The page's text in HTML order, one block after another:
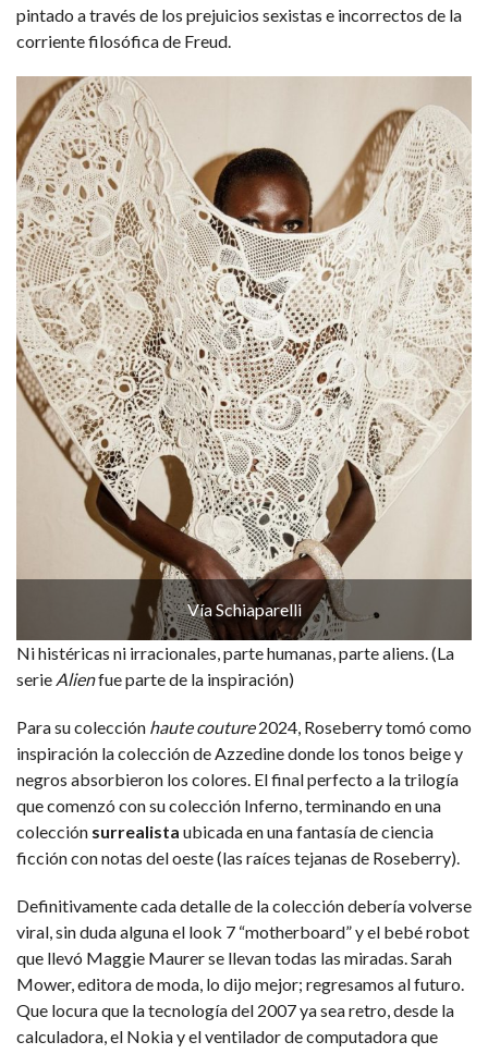
pintado a través de los prejuicios sexistas e incorrectos de la
corriente filosófica de Freud.
Vía Schiaparelli
Ni histéricas ni irracionales, parte humanas, parte aliens. (La
serie Alienfue parte de la inspiración)
Para su colección haute couture2024, Roseberry tomó como
inspiración la colección de Azzedine donde los tonos beige y
negros absorbieron los colores. El final perfecto a la trilogía
que comenzó con su colección Inferno, terminando en una
colección surrealista ubicada en una fantasía de ciencia
ficción con notas del oeste (las raíces tejanas de Roseberry).
Definitivamente cada detalle de la colección debería volverse
viral, sin duda alguna el look 7 “motherboard” y el bebé robot
que llevó Maggie Maurer se llevan todas las miradas. Sarah
Mower, editora de moda, lo dijo mejor; regresamos al futuro.
Que locura que la tecnología del 2007 ya sea retro, desde la
calculadora, el Nokia y el ventilador de computadora que